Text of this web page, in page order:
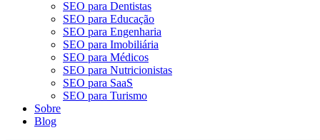
SEO para Dentistas
SEO para Educação
SEO para Engenharia
SEO para Imobiliária
SEO para Médicos
SEO para Nutricionistas
SEO para SaaS
SEO para Turismo
Sobre
Blog